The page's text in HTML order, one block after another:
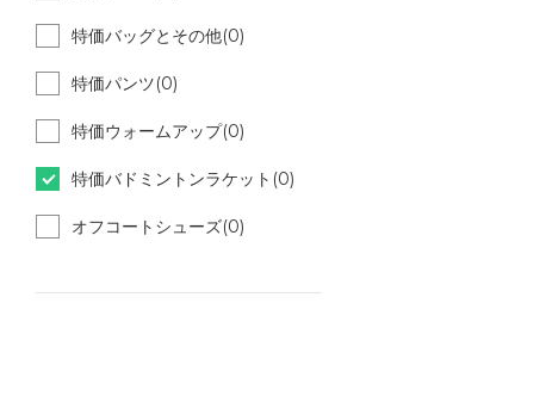
特価バッグとその他(0)
特価パンツ(0)
特価ウォームアップ(0)
特価バドミントンラケット(0)
オフコートシューズ(0)